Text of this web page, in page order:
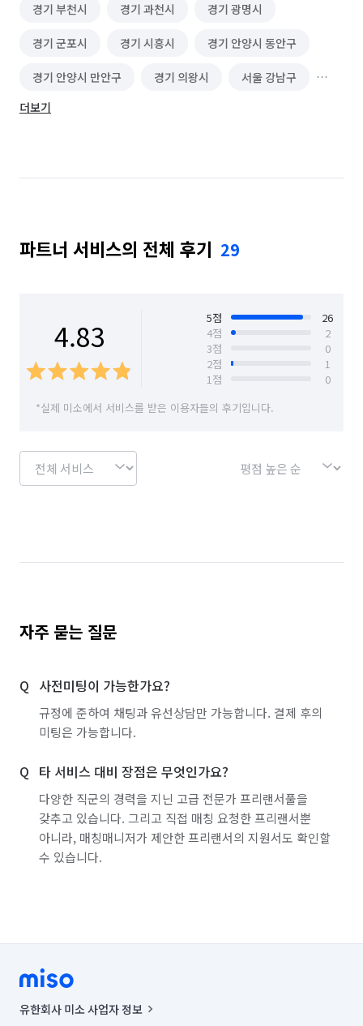
경기 부천시 경기 과천시 경기 광명시
경기 군포시 경기 시흥시 경기 안양시 동안구
경기 안양시 만안구 경기 의왕시 서울 강남구
서울 강동구
서울 금천구 서울 노원구 서울 도봉구
서울 서대문구 서울 서초구 서울 성동구
서울 은평구
서울 종로구 서울 중랑구
경기 부천시 소사구 경기 부천시 원미구
경기 부천시 오정구
더보기
파트너 서비스의 전체 후기 29
4.83 5점
26
4점
2
3점
0
2점
1
1점
0
*실제 미소에서 서비스를 받은 이용자들의 후기입니다.
자주 묻는 질문
사전미팅이 가능한가요?
규정에 준하여 채팅과 유선상담만 가능합니다. 결제 후의
미팅은 가능합니다.
타 서비스 대비 장점은 무엇인가요?
다양한 직군의 경력을 지닌 고급 전문가 프리랜서풀을
갖추고 있습니다. 그리고 직접 매칭 요청한 프리랜서뿐
아니라, 매칭매니저가 제안한 프리랜서의 지원서도 확인할
수 있습니다.
유한회사 미소 사업자 정보